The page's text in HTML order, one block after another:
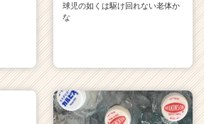
球児の如くは駆け回れない老体か
な